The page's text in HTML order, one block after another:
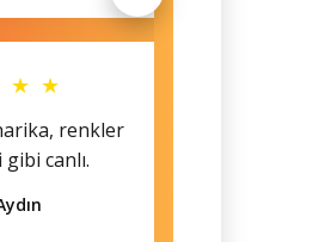
★ ★
renkler
canlı.